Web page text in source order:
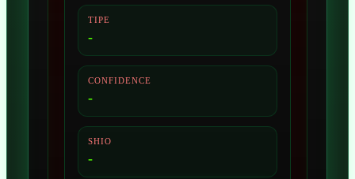
TIPE
-
CONFIDENCE
-
SHIO
-